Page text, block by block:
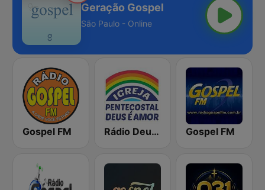
Geração Gospel
São Paulo - Online
Gospel FM Rádio Deus é Amor Gospel FM